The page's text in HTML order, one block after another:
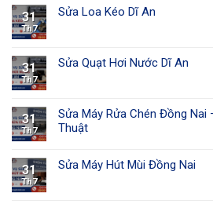
31
Th7
Sửa Loa Kéo Dĩ An
31
Th7
Sửa Quạt Hơi Nước Dĩ An
31
Th7
Sửa Máy Rửa Chén Đồng Nai
Thuật
31
Th7
Sửa Máy Hút Mùi Đồng Nai